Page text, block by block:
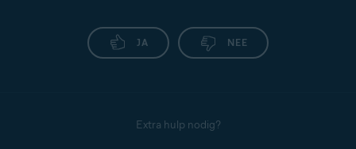
JA NEE
Extra hulp nodig?